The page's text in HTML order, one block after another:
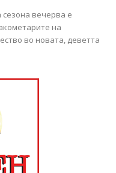
вечерва е
на
во новата, деветта